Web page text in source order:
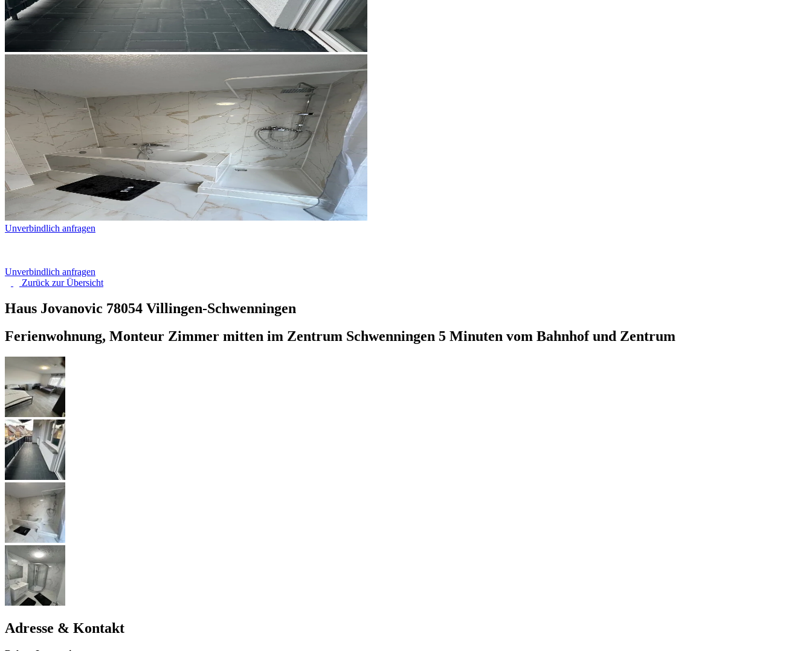
Unverbindlich anfragen
Unverbindlich anfragen
Zurück zurÜbersicht
Haus Jovanovic 78054 Villingen-Schwenningen
Ferienwohnung, Monteur Zimmer mitten im Zentrum Schwenningen 5 Minuten vom Bahnhof und Zentrum
Adresse & Kontakt